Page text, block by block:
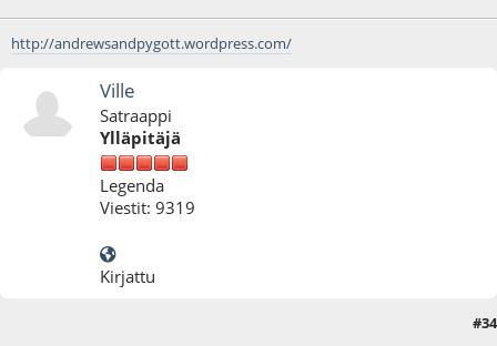
http://andrewsandpygott.wordpress.com/
Ville
Satraappi
Ylläpitäjä
Legenda
Viestit: 9319
Kirjattu
#34